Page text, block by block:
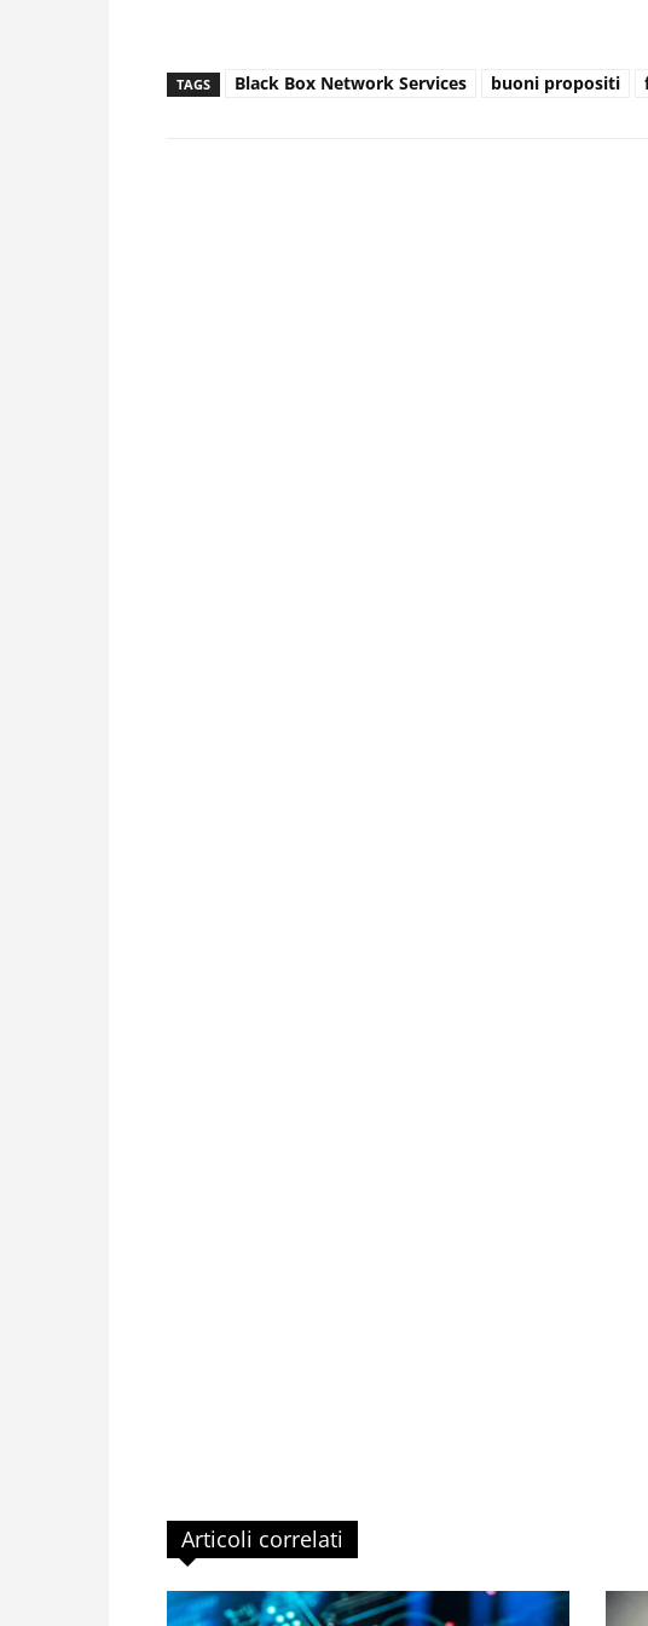
TAGS Black Box Network Services buoni propositi
Articoli correlati